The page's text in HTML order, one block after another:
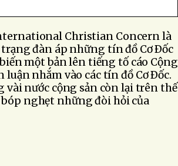
Christian Concern là
đàn áp những tín đồ Cơ Ðốc
một bản lên tiếng tố cáo Cộng
nhắm vào các tín đồ Cơ Ðốc.
nước cộng sản còn lại trên thế
bóp nghẹt những đòi hỏi của